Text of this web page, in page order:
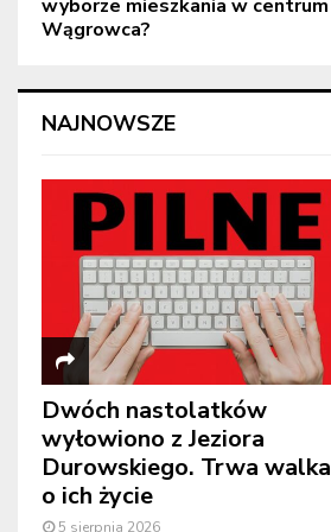
wyborze mieszkania w centrum
Wągrowca?
NAJNOWSZE
Dwóch nastolatków
wyłowiono z Jeziora
Durowskiego. Trwa walka
o ich życie
5 sierpnia 2026